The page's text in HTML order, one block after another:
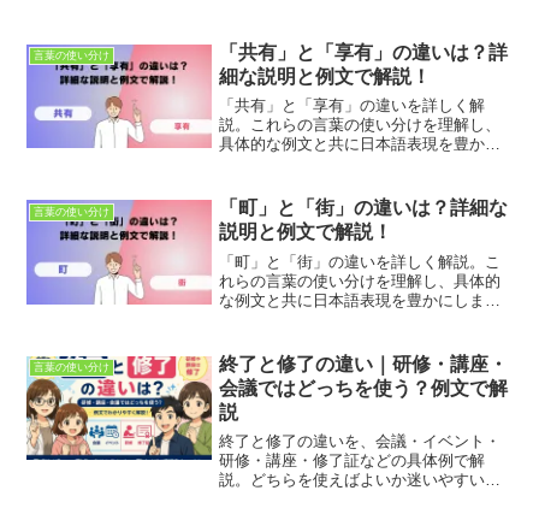
ンを目指します。
言葉の使い分け
「共有」と「享有」の違いは？詳
細な説明と例文で解説！
「共有」と「享有」の違いを詳しく解
説。これらの言葉の使い分けを理解し、
具体的な例文と共に日本語表現を豊かに
ンを目指します。
言葉の使い分け
「町」と「街」の違いは？詳細な
説明と例文で解説！
「町」と「街」の違いを詳しく解説。こ
れらの言葉の使い分けを理解し、具体的
な例文と共に日本語表現を豊かにしまし
指します。
言葉の使い分け
終了と修了の違い｜研修・講座・
会議ではどっちを使う？例文で解
説
終了と修了の違いを、会議・イベント・
研修・講座・修了証などの具体例で解
説。どちらを使えばよいか迷いやすい場